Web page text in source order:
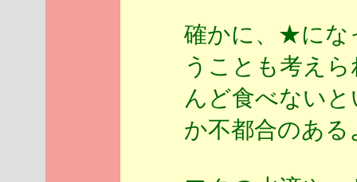
確かに、★にな
うことも考え
んど食べない
か不都合のあ